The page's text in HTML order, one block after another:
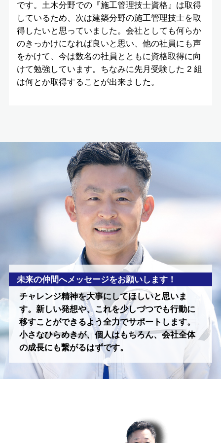
です。土木分野での『施工管理技士資格』は取得
しているため、次は建築分野の施工管理技士を取
得したいと思っていました。会社としても何らか
のきっかけになれば良いと思い、他の社員にも声
をかけて、今は数名の社員とともに資格取得に向
けて勉強しています。ちなみに先月受験した 2 組
は何とか取得することが出来ました。
未来の仲間へメッセージをお願いします！
チャレンジ精神を大事にしてほしいと思いま
す。新しい発想や、これを少しづつでも行動に
移すことができるよう全力でサポートします。
小さなひらめきが、個人はもちろん、会社全体
の成⾧にも繋がるはずです。